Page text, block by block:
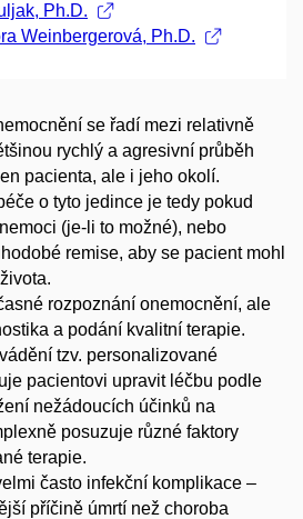
Ph.D.
Weinbergerová, Ph.D.
se řadí mezi relativně
rychlý a agresivní průběh
pacienta, ale i jeho okolí.
o tyto jedince je tedy pokud
(je-li to možné), nebo
remise, aby se pacient mohl
rozpoznání onemocnění, ale
a podání kvalitní terapie.
tzv. personalizované
pacientovi upravit léčbu podle
nežádoucích účinků na
posuzuje různé faktory
terapie.
často infekční komplikace –
příčině úmrtí než choroba